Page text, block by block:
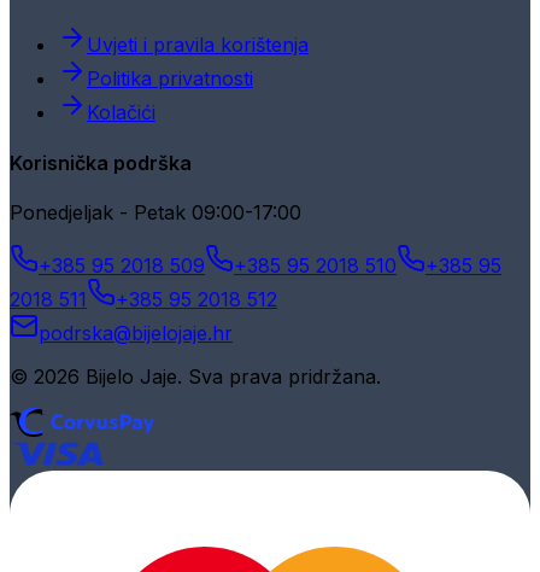
Uvjeti i pravila korištenja
Politika privatnosti
Kolačići
Korisnička podrška
Ponedjeljak - Petak 09:00-17:00
+385 95 2018 509 +385 95 2018 510
+385 95
2018 511
+385 95 2018 512
podrska@bijelojaje.hr
© 2026 Bijelo Jaje. Sva prava pridržana.